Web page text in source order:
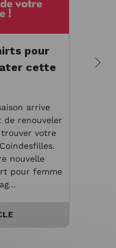
pour
cette
arrive
de renouveler
votre
nouvelle
pour femme